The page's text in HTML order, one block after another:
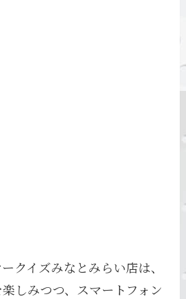
クイズみなとみらい店は、
しみつつ、スマートフォン